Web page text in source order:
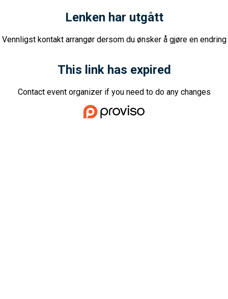
Lenken har utgått
Vennligst kontakt arrangør dersom du ønsker å gjøre en endring
This link has expired
Contact event organizer if you need to do any changes